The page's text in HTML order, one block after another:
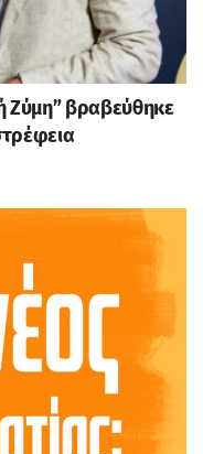
Ζύμη” βραβεύθηκε